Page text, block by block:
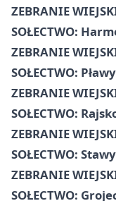
ZEBRANIE
SOŁECTWO:
ZEBRANIE
SOŁECTWO: Pławy
ZEBRANIE
SOŁECTWO:
ZEBRANIE
SOŁECTWO:
ZEBRANIE
SOŁECTWO: